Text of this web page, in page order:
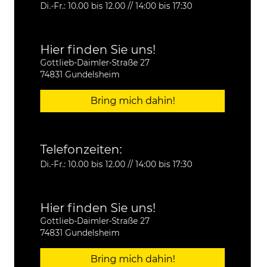
Di.-Fr.: 10.00 bis 12.00 // 14:00 bis 17:30
Hier finden Sie uns!
Gottlieb-Daimler-Straße 27
74831 Gundelsheim
Bring mich dahin!
Telefonzeiten:
Di.-Fr.: 10.00 bis 12.00 // 14:00 bis 17:30
Hier finden Sie uns!
Gottlieb-Daimler-Straße 27
74831 Gundelsheim
Bring mich dahin!